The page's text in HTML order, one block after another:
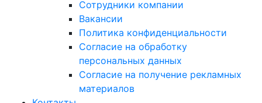
Сотрудники компании
Вакансии
Политика конфиденциальности
Согласие на обработку
персональных данных
Согласие на получение рекламных
материалов